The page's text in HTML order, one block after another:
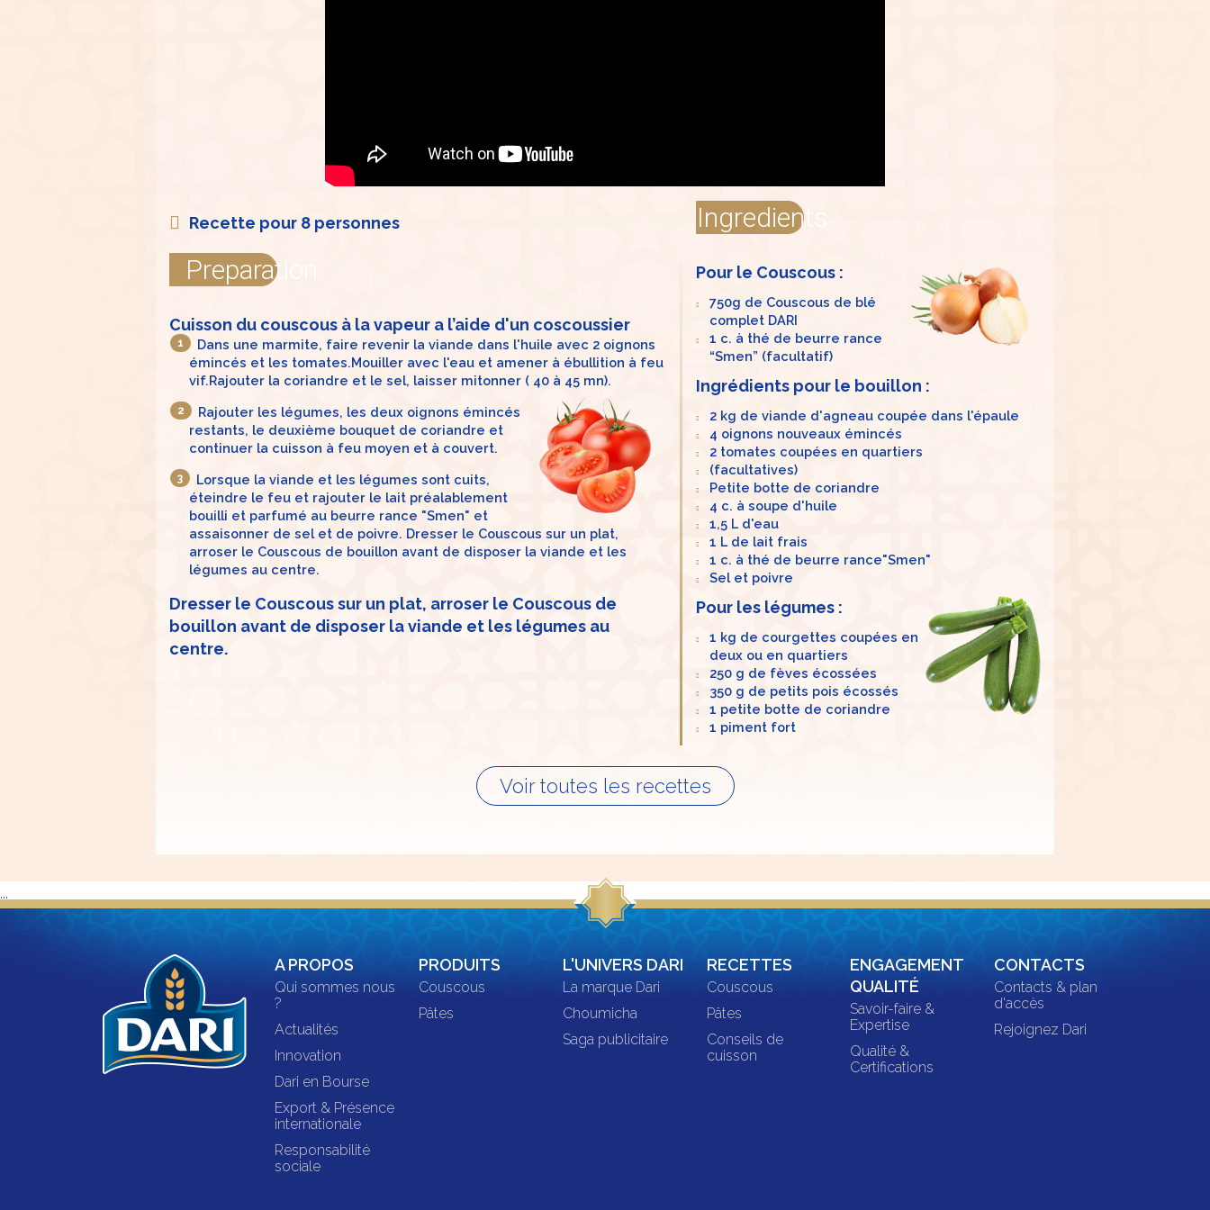
Recette pour 8 personnes
Preparation
Cuisson du couscous à la vapeur a l’aide d'un coscoussier
Dans une marmite, faire revenir la viande dans l'huile avec 2 oignons
émincés et les tomates.Mouiller avec l'eau et amener à ébullition à feu
vif.Rajouter la coriandre et le sel, laisser mitonner ( 40 à 45 mn).
Rajouter les légumes, les deux oignons émincés
restants, le deuxième bouquet de coriandre et
continuer la cuisson à feu moyen et à couvert.
Lorsque la viande et les légumes sont cuits,
éteindre le feu et rajouter le lait préalablement
bouilli et parfumé au beurre rance "Smen" et
assaisonner de sel et de poivre. Dresser le Couscous sur un plat,
arroser le Couscous de bouillon avant de disposer la viande et les
légumes au centre.
Dresser le Couscous sur un plat, arroser le Couscous de
bouillon avant de disposer la viande et les légumes au
centre.
Ingredients
Pour le Couscous :
750g de Couscous de blé
complet DARI
1 c. à thé de beurre rance
“Smen” (facultatif)
Ingrédients pour le bouillon :
2 kg de viande d'agneau coupée dans l'épaule
4 oignons nouveaux émincés
2 tomates coupées en quartiers
(facultatives)
Petite botte de coriandre
4 c. à soupe d'huile
1,5 L d'eau
1 L de lait frais
1 c. à thé de beurre rance"Smen"
Sel et poivre
Pour les légumes :
1 kg de courgettes coupées en
deux ou en quartiers
250 g de fèves écossées
350 g de petits pois écossés
1 petite botte de coriandre
1 piment fort
Voir toutes les recettes
...
A PROPOS
Qui sommes nous
?
Actualités
Innovation
Dari en Bourse
Export & Présence
internationale
Responsabilité
sociale
PRODUITS
Couscous
Pâtes
L'UNIVERS DARI
La marque Dari
Choumicha
Saga publicitaire
CONTACTS
Contacts & plan
d'accès
Rejoignez Dari
ENGAGEMENT
QUALITÉ
Savoir-faire &
Expertise
Qualité &
Certifications
RECETTES
Couscous
Pâtes
Conseils de
cuisson